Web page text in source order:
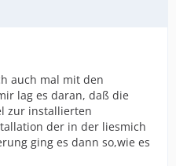
auch mal mit den
lag es daran, daß die
zur installierten
der in der liesmich
ging es dann so,wie es